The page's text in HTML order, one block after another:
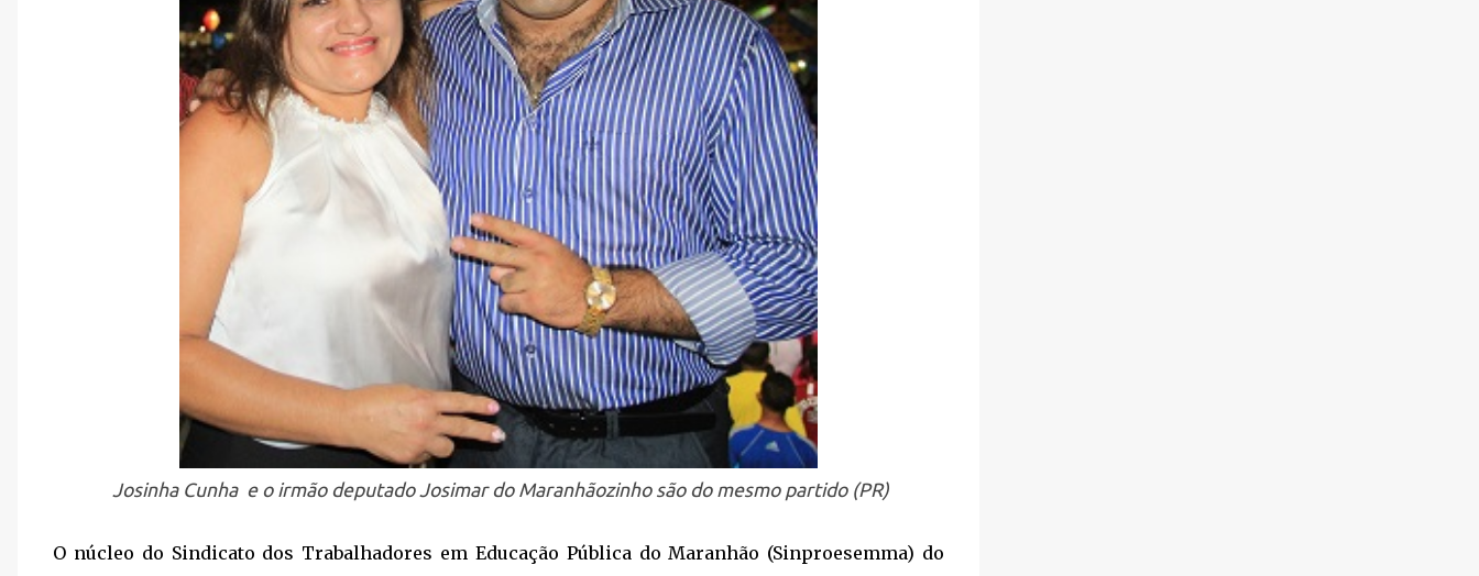
Josinha Cunha e o irmão deputado Josimar do Maranhãozinho são do mesmo partido (PR)
O núcleo do Sindicato dos Trabalhadores em Educação Pública do Maranhão (Sinproesemma) do